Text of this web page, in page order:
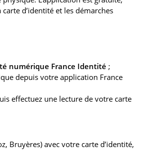
d’identité et les démarches
numérique France Identité ;
depuis votre application France
effectuez une lecture de votre carte
Bruyères) avec votre carte d’identité,